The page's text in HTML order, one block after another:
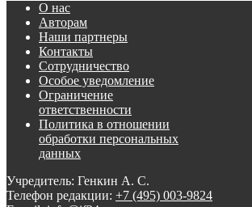
О нас
Авторам
Наши партнеры
Контакты
Сотрудничество
Особое уведомление
Ограничение
ответственности
Политика в отношении
обработки персональных
данных
Учредитель: Генкин А. С.
Телефон редакции: +7 (495) 003-9824